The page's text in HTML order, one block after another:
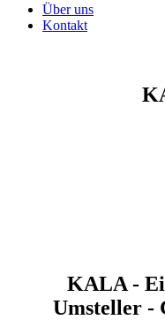
Über uns
Kontakt
KALA -
Umsteller -